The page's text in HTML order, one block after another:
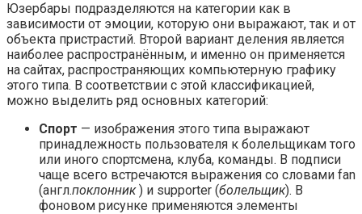
Юзербары подразделяются на категории как в
зависимости от эмоции, которую они выражают, так и от
объекта пристрастий. Второй вариант деления является
наиболее распространённым, и именно он применяется
на сайтах, распространяющих компьютерную графику
этого типа. В соответствии с этой классификацией,
можно выделить ряд основных категорий:
Спорт — изображения этого типа выражают
принадлежность пользователя к болельщикам того
или иного спортсмена, клуба, команды. В подписи
чаще всего встречаются выражения со словами fan
(англ.поклонник) и supporter (болельщик). В
фоновом рисунке применяются элементы